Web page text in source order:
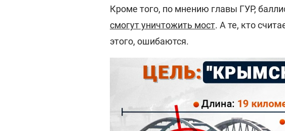
Кроме того, по мнению главы ГУР,
смогут уничтожить мост. А те, кто
этого, ошибаются.